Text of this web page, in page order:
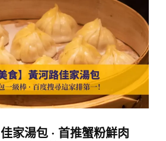
家湯包 · 首推蟹粉鮮肉